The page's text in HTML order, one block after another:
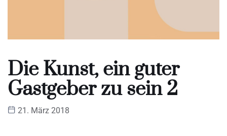
Die Kunst, ein guter
Gastgeber zu sein 2
21. März 2018